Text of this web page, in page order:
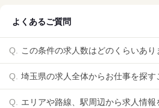
よくあるご質問
この条件の求人数はどのくらいあり
埼玉県の求人全体からお仕事を探す
エリアや路線、駅周辺から求人情